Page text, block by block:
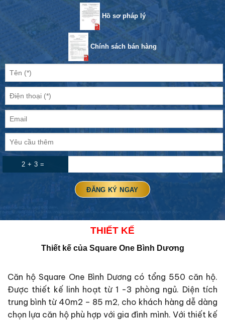
Hồ sơ pháp lý
Chính sách bán hàng
2 + 3 =
THIẾT KẾ
Thiết kế của Square One Bình Dương
Căn hộ Square One Bình Dương có tổng 550 căn hộ.
Được thiết kế linh hoạt từ 1 -3 phòng ngủ. Diện tích
trung bình từ 40m2 – 85 m2, cho khách hàng dễ dàng
chọn lựa căn hộ phù hợp với gia đình mình. Với thiết kế